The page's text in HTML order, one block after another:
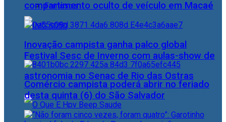
Famosos
Festival Sesc de Inverno com aulas-show de
astronomia no Senac de Rio das Ostras
compartimento oculto de veículo em Macaé
Inovação campista ganha palco global
Comércio campista poderá abrir no feriado
desta quinta (6) do São Salvador